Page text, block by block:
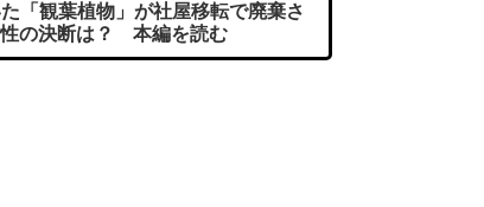
「観葉植物」が社屋移転で廃棄さ
の決断は？ 本編を読む